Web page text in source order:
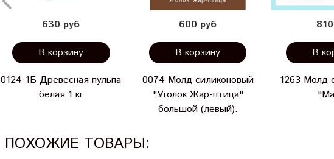
630 руб
В корзину
0124-1Б Древесная пульпа
белая 1 кг
600 руб
В корзину
0074 Молд силиконовый
"Уголок Жар-птица"
большой (левый).
В
1263 Молд
ПОХОЖИЕ ТОВАРЫ: